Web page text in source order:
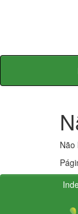
Skip
Não